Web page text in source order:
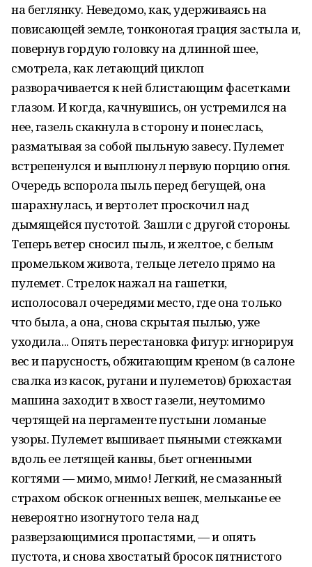
на беглянку. Неведомо, как, удерживаясь на
повисающей земле, тонконогая грация застыла и,
повернув гордую головку на длинной шее,
смотрела, как летающий циклоп
разворачивается к ней блистающим фасетками
глазом. И когда, качнувшись, он устремился на
нее, газель скакнула в сторону и понеслась,
разматывая за собой пыльную завесу. Пулемет
встрепенулся и выплюнул первую порцию огня.
Очередь вспорола пыль перед бегущей, она
шарахнулась, и вертолет проскочил над
дымящейся пустотой. Зашли с другой стороны.
Теперь ветер сносил пыль, и желтое, с белым
промельком живота, тельце летело прямо на
пулемет. Стрелок нажал на гашетки,
исполосовал очередями место, где она только
что была, а она, снова скрытая пылью, уже
уходила... Опять перестановка фигур: игнорируя
вес и парусность, обжигающим креном (в салоне
свалка из касок, ругани и пулеметов) брюхастая
машина заходит в хвост газели, неутомимо
чертящей на пергаменте пустыни ломаные
узоры. Пулемет вышивает пьяными стежками
вдоль ее летящей канвы, бьет огненными
когтями — мимо, мимо! Легкий, не смазанный
страхом обскок огненных вешек, мельканье ее
невероятно изогнутого тела над
разверзающимися пропастями, — и опять
пустота, и снова хвостатый бросок пятнистого